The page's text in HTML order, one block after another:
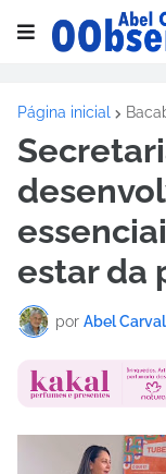
Página inicial
estar da
por Abel